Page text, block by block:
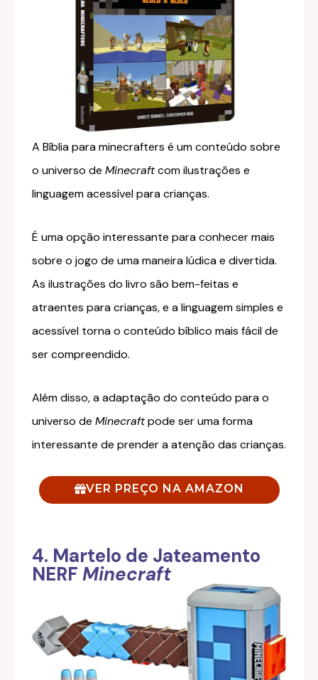
A Bíblia para minecrafters é um conteúdo sobre
o universo de Minecraftcom ilustrações e
linguagem acessível para crianças.
É uma opção interessante para conhecer mais
sobre o jogo de uma maneira lúdica e divertida.
As ilustrações do livro são bem-feitas e
atraentes para crianças, e a linguagem simples e
acessível torna o conteúdo bíblico mais fácil de
ser compreendido.
Além disso, a adaptação do conteúdo para o
universo de Minecraftpode ser uma forma
interessante de prender a atenção das crianças.
VER PREÇO NA AMAZON
4. Martelo de Jateamento
NERF Minecraft